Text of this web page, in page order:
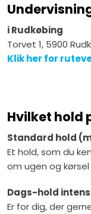
​i Rudkøbing
Torvet 1, 5900
Klik her for
Hvilket hold
​Standard hold
Et hold, som du
om ugen og
Dags-hold
Er for dig, der